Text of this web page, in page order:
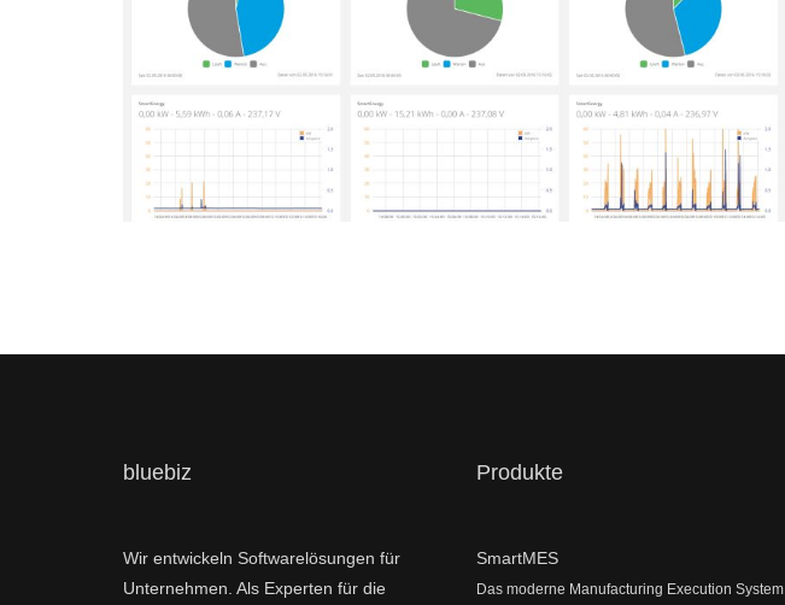
bluebiz
Wir entwickeln Softwarelösungen für
Unternehmen. Als Experten für die
Produkte
SmartMES
Das moderne Manufacturing Execution System